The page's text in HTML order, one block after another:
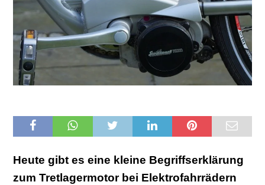
Heute gibt es eine kleine Begriffserklärung
zum Tretlagermotor bei Elektrofahrrädern